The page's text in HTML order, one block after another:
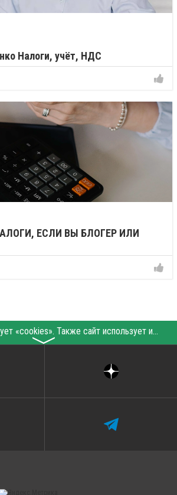
Налоги, учёт, НДС
ЕСЛИ ВЫ БЛОГЕР ИЛИ
Этот сайт использует «cookies». Также сайт использует интернет-сервис для сбора технических данных касательно посетителей с целью получения маркетинговой и статистической информации. Условия обработки данных посетителей сайта см.
〉